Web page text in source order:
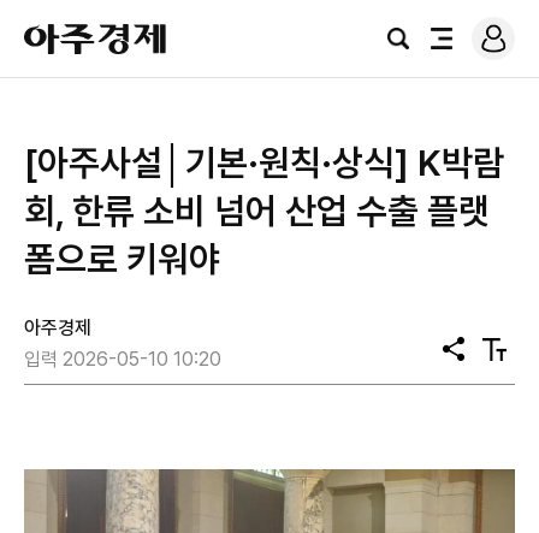
아
주
경
검
전
로
그
[아주사설│기본·원칙·상식] K박람
회, 한류 소비 넘어 산업 수출 플랫
폼으로 키워야
아주경제
입력 2026-05-10 10:20
공
유
텍
스